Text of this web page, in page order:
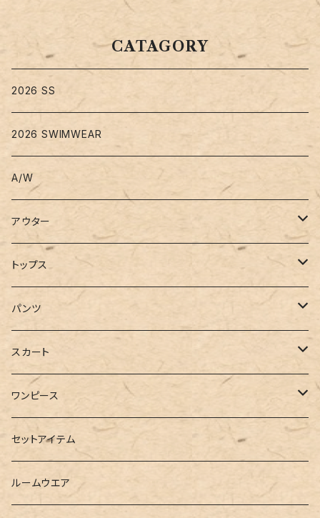
CATAGORY
2026 SS
2026 SWIMWEAR
A/W
アウター
コート
ジャケット
ブルゾン
ロングシャツ
ダウンジャケット
ベスト
トップス
Tシャツ
カットソー
半袖
スウェット・パーカー
ニット
シャツ
パンツ
デニム
スキニー
ショートパンツ
ハーフパンツ
スカート
ロング
ミニ
その他
ワンピース
シャツワンピース
スウェットワンピース
セットアイテム
ルームウエア